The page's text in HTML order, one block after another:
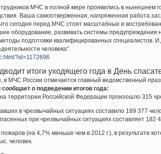
МЧС в полной мере проявились в нынешнем
Ваша самоотверженная, напряженная работа
сегодня перед МЧС стоят масштабные и
оборудование, развивать системы предупреждения
подготовки квалифицированных специалистов.
человека".
итоги уходящего года в День
в МЧС России отмечается главный ведомственный
о подведении итогов года:
территории Российской Федерации произошло 315
в чрезвычайных ситуациях составило 189 377
при чрезвычайных ситуациях составляет 182
(на 4,7% меньше чем в 2012 г.), в результате
человек.